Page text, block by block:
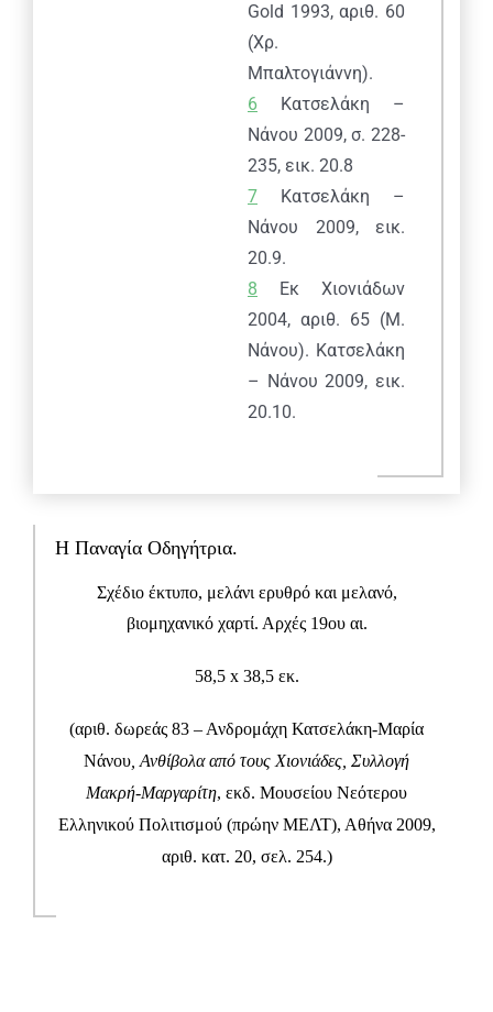
Gold 1993,αριθ. 60
(Χρ.
Μπαλτογιάννη).
6 Κατσελάκη –
Νάνου 2009, σ. 228-
235, εικ. 20.8
7 Κατσελάκη –
Νάνου 2009, εικ.
20.9.
8 Εκ Χιονιάδων
2004, αριθ. 65 (Μ.
Νάνου). Κατσελάκη
– Νάνου 2009, εικ.
20.10.
Η Παναγία Οδηγήτρια.
Σχέδιο έκτυπο, μελάνι ερυθρό και μελανό,
βιομηχανικό χαρτί. Αρχές 19ου αι.
58,5 x 38,5 εκ.
(αριθ. δωρεάς 83 – Ανδρομάχη Κατσελάκη-Μαρία
Νάνου , Ανθίβολα από τους Χιονιάδες, Συλλογή
Μακρή-Μαργαρίτη, εκδ. Μουσείου Νεότερου
Ελληνικού Πολιτισμού (πρώην ΜΕΛΤ), Αθήνα 2009,
αριθ. κατ. 20, σελ. 254.)
Πραξιτέλους 169 & Μπουμπουλίνας, 185 35
T: 216-9003-700, F: 30 210 4296024,
info@laskaridisfoundation.org
Credits
META
Σύνδεση
Ροή καταχωρίσεων
Ροή σχολίων